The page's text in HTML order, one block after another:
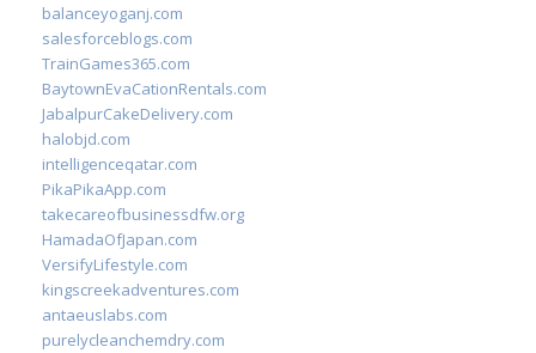
balanceyoganj.com
salesforceblogs.com
TrainGames365.com
BaytownEvaCationRentals.com
JabalpurCakeDelivery.com
halobjd.com
intelligenceqatar.com
PikaPikaApp.com
takecareofbusinessdfw.org
HamadaOfJapan.com
VersifyLifestyle.com
kingscreekadventures.com
antaeuslabs.com
purelycleanchemdry.com